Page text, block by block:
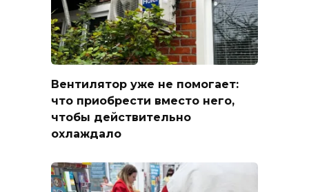
Вентилятор уже не помогает:
что приобрести вместо него,
чтобы действительно
охлаждало